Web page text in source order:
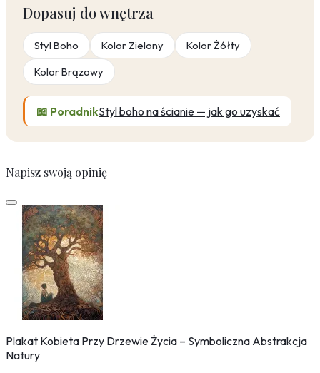
Dopasuj do wnętrza
Styl Boho Kolor Zielony
Kolor Żółty
Kolor Brązowy
📖 PoradnikStyl boho na ścianie — jak go uzyskać
Napisz swoją opinię
Plakat Kobieta Przy Drzewie Życia – Symboliczna Abstrakcja
Natury